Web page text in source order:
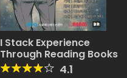
I Stack Experience
Through Reading Books
4.1